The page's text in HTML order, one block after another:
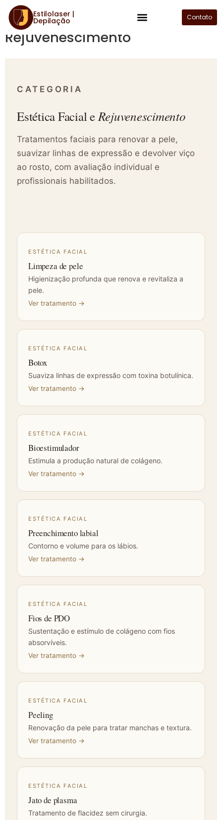
Estilolaser |
Depilação Contato
Estética Facial e
Rejuvenescimento
CATEGORIA
Estética Facial eRejuvenescimento
Tratamentos faciais para renovar a pele,
suavizar linhas de expressão e devolver viço
ao rosto, com avaliação individual e
profissionais habilitados.
ESTÉTICA FACIAL
Limpeza de pele
Higienização profunda que renova e revitaliza a
pele.
Ver tratamento →
ESTÉTICA FACIAL
Botox
Suaviza linhas de expressão com toxina botulínica.
Ver tratamento →
ESTÉTICA FACIAL
Bioestimulador
Estimula a produção natural de colágeno.
Ver tratamento →
ESTÉTICA FACIAL
Preenchimento labial
Contorno e volume para os lábios.
Ver tratamento →
ESTÉTICA FACIAL
Fios de PDO
Sustentação e estímulo de colágeno com fios
absorvíveis.
Ver tratamento →
ESTÉTICA FACIAL
Peeling
Renovação da pele para tratar manchas e textura.
Ver tratamento →
ESTÉTICA FACIAL
Jato de plasma
Tratamento de flacidez sem cirurgia.